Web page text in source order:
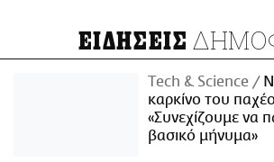
ΕΙΔΗΣΕΙΣ
Τech & Science
καρκίνο του
«Συνεχίζουμε να
βασικό μήνυμα»